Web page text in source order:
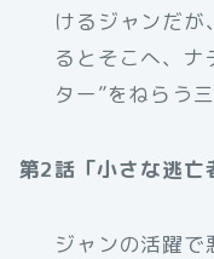
けるジャンだ
るとそこへ、ナ
ター”をねらう
第2話「小さな逃亡
ジャンの活躍